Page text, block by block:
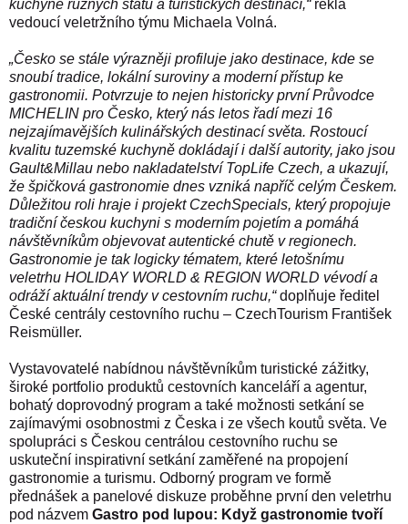
kuchyně různých států a turistických destinací,“řekla
vedoucí veletržního týmu Michaela Volná.
„Česko se stále výrazněji profiluje jako destinace, kde se
snoubí tradice, lokální suroviny a moderní přístup ke
gastronomii. Potvrzuje to nejen historicky prvníPrůvodce
MICHELIN pro Česko, který nás letos řadí mezi 16
nejzajímavějších kulinářských destinací světa. Rostoucí
kvalitu tuzemské kuchyně dokládají i další autority, jako jsou
Gault&Millau nebo nakladatelství TopLife Czech, a ukazují,
že špičková gastronomie dnes vzniká napříč celým Českem.
Důležitou roli hraje i projekt CzechSpecials, který propojuje
tradiční českou kuchyni s moderním pojetím a pomáhá
návštěvníkům objevovat autentické chutě v regionech.
Gastronomie je tak logicky tématem, které letošnímu
veletrhu HOLIDAY WORLD & REGION WORLD vévodí a
odráží aktuální trendy v cestovním ruchu,“doplňuje ředitel
České centrály cestovního ruchu – CzechTourism František
Reismüller.
Vystavovatelé nabídnou návštěvníkům turistické zážitky,
široké portfolio produktů cestovních kanceláří a agentur,
bohatý doprovodný program a také možnosti setkání se
zajímavými osobnostmi z Česka i ze všech koutů světa. Ve
spolupráci s Českou centrálou cestovního ruchu se
uskuteční inspirativní setkání zaměřené na propojení
gastronomie a turismu. Odborný program ve formě
přednášek a panelové diskuze proběhne první den veletrhu
pod názvem Gastro pod lupou: Když gastronomie tvoří